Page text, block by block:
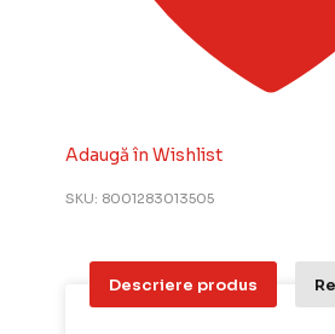
Adaugă în Wishlist
SKU: 8001283013505
Descriere produs